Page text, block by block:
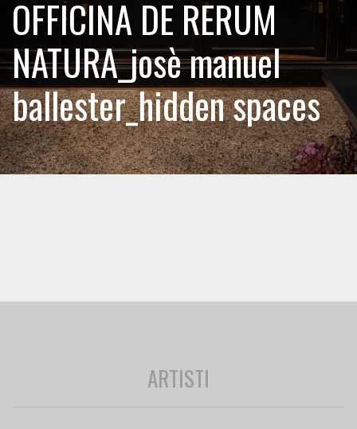
OFFICINA DE RERUM
NATURA_josè manuel
ballester_hidden spaces
ARTISTI